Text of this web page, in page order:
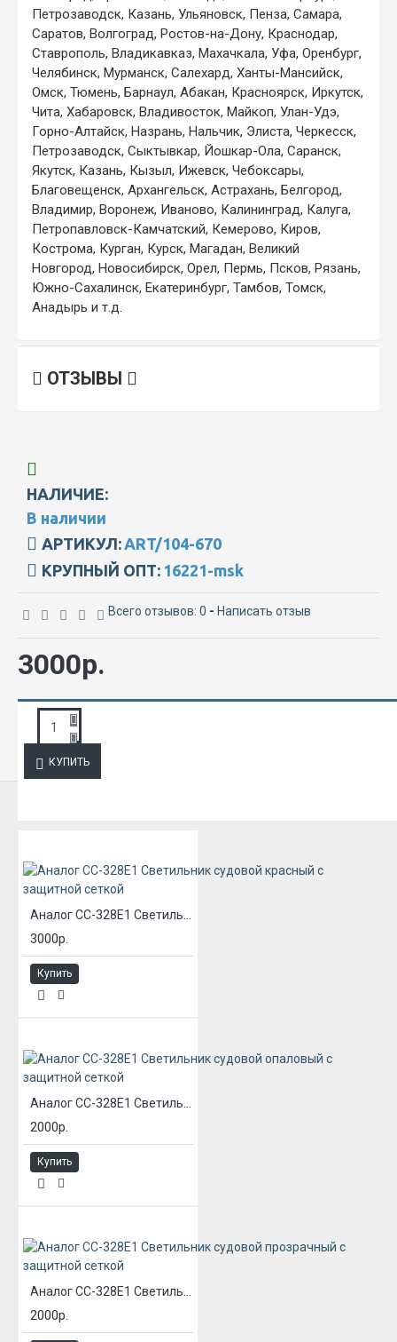
Петрозаводск, Казань, Ульяновск, Пенза, Самара,
Саратов, Волгоград, Ростов-на-Дону, Краснодар,
Ставрополь, Владикавказ, Махачкала, Уфа, Оренбург,
Челябинск, Мурманск, Салехард, Ханты-Мансийск,
Омск, Тюмень, Барнаул, Абакан, Красноярск, Иркутск,
Чита, Хабаровск, Владивосток, Майкоп, Улан-Удэ,
Горно-Алтайск, Назрань, Нальчик, Элиста, Черкесск,
Петрозаводск, Сыктывкар, Йошкар-Ола, Саранск,
Якутск, Казань, Кызыл, Ижевск, Чебоксары,
Благовещенск, Архангельск, Астрахань, Белгород,
Владимир, Воронеж, Иваново, Калининград, Калуга,
Петропавловск-Камчатский, Кемерово, Киров,
Кострома, Курган, Курск, Магадан, Великий
Новгород, Новосибирск, Орел, Пермь, Псков, Рязань,
Южно-Сахалинск, Екатеринбург, Тамбов, Томск,
Анадырь и т.д.
ОТЗЫВЫ
НАЛИЧИЕ:
В наличии
АРТИКУЛ: ART/104-670
КРУПНЫЙ ОПТ: 16221-msk
Всего отзывов: 0 - Написать отзыв
3000р.
КУПИТЬ
3000р.
Купить
2000р.
Купить
2000р.